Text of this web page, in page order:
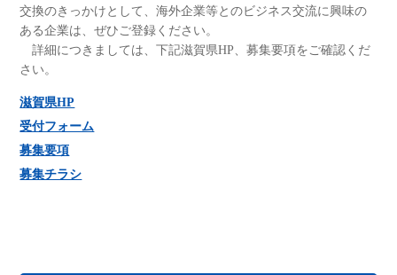
交換のきっかけとして、海外企業等とのビジネス交流に興味の
ある企業は、ぜひご登録ください。
詳細につきましては、下記滋賀県HP、募集要項をご確認くだ
さい。
滋賀県HP
受付フォーム
募集要項
募集チラシ